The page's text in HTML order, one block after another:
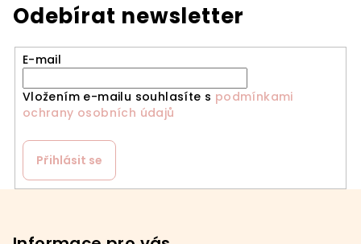
Odebírat newsletter
E-mail
Vložením e-mailu souhlasíte s podmínkami
ochrany osobních údajů
Přihlásit se